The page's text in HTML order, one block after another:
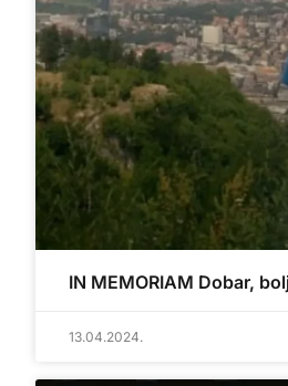
IN MEMORIAM Dobar,
13.04.2024.